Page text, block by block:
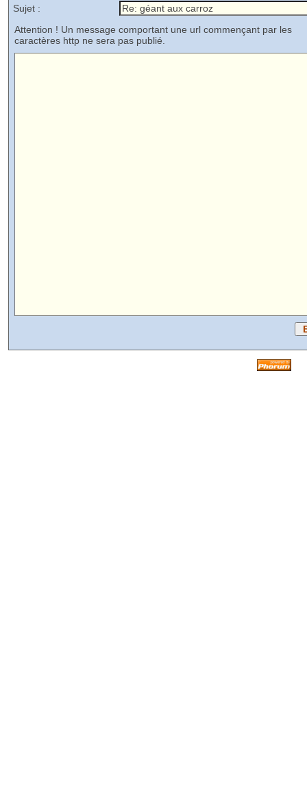
Sujet :
Attention ! Un message comportant une url commençant par les
caractères http ne sera pas publié.